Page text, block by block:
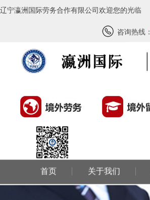
辽宁瀛洲国际劳务合作有限公司欢迎您的光临
咨询热线：
首页 关于我们
环球留学